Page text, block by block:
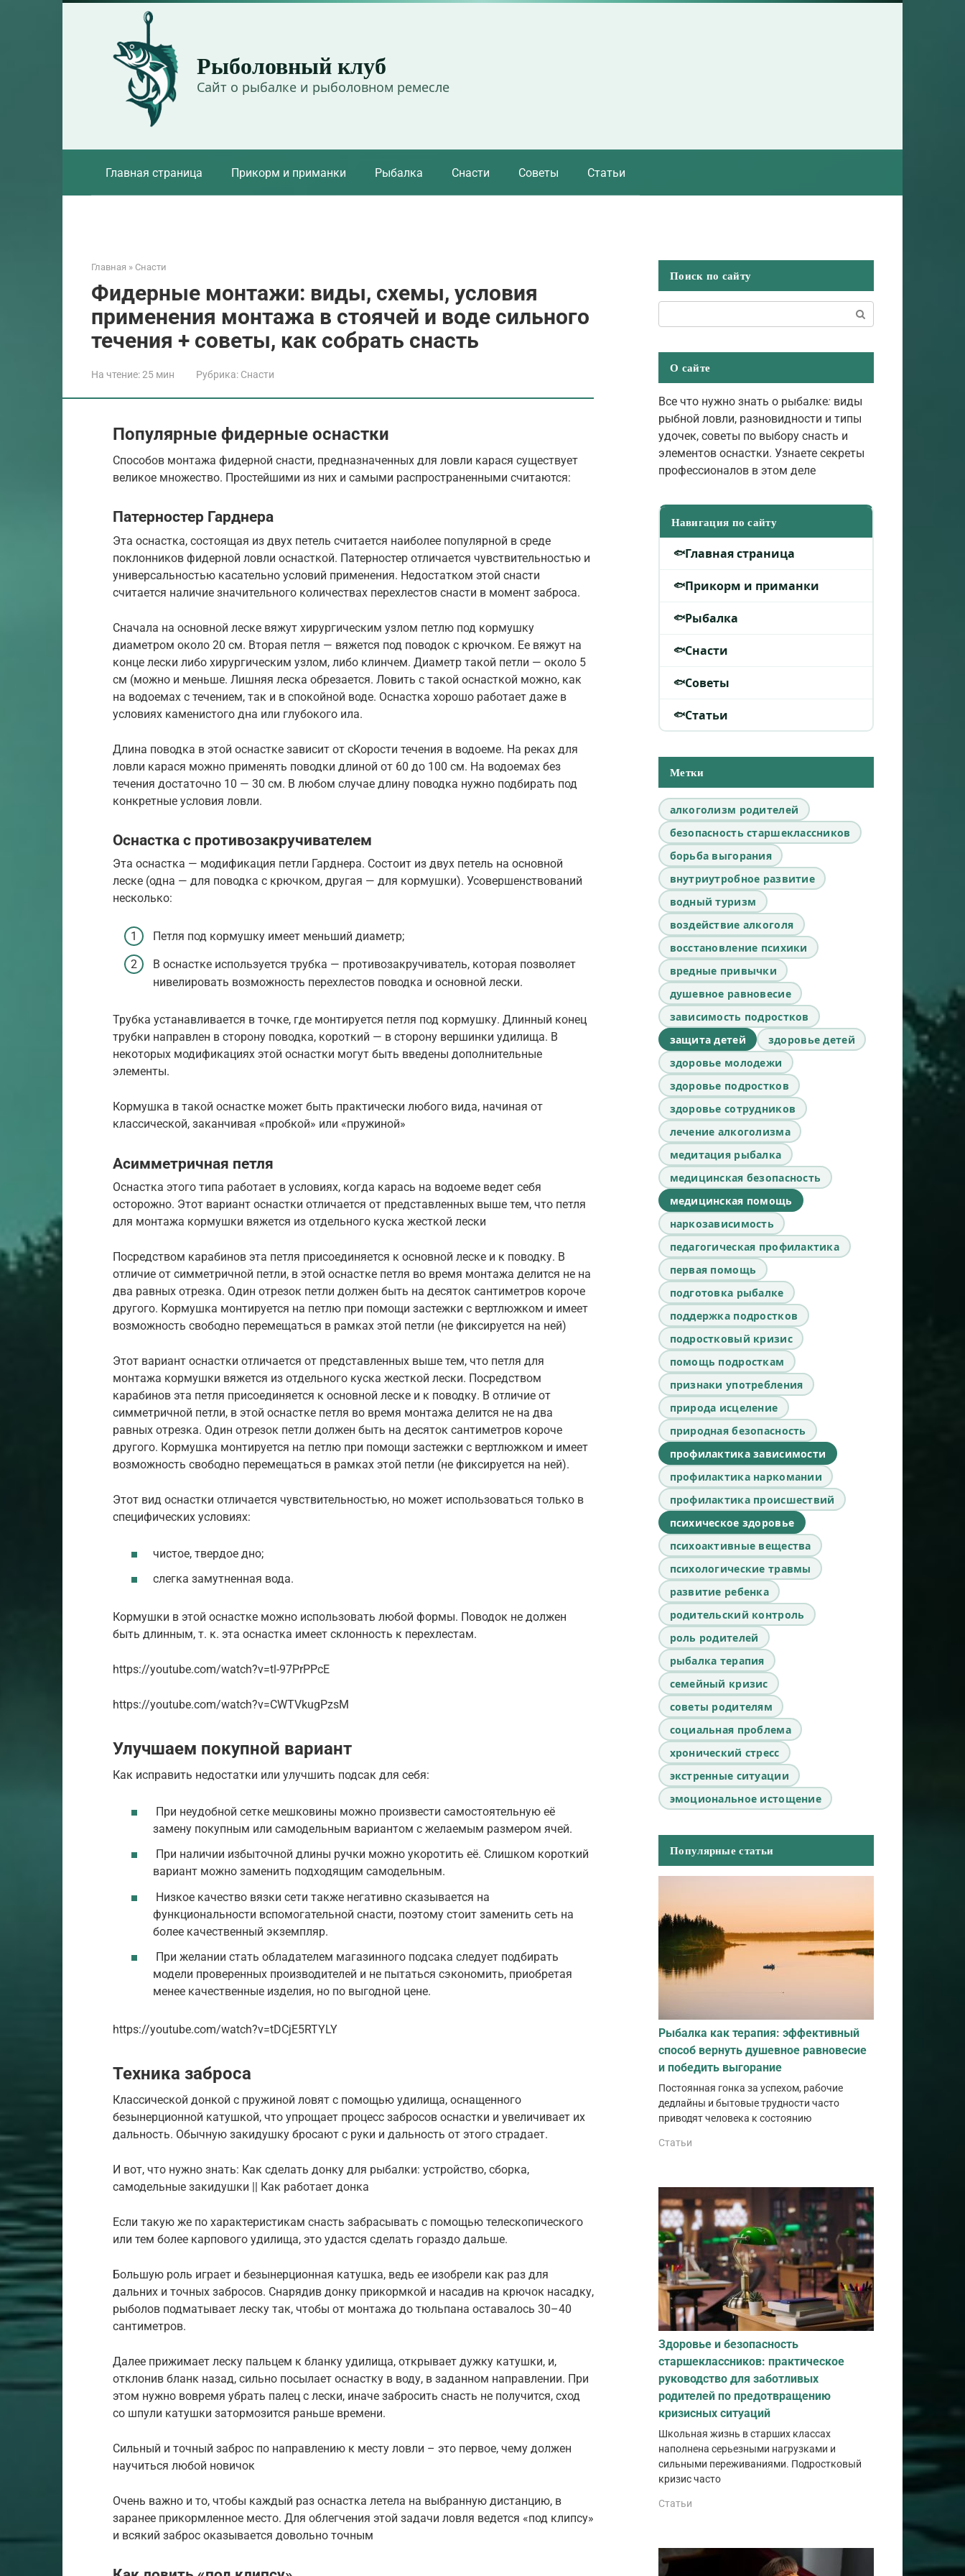
Рыболовный клуб
Сайт о рыбалке и рыболовном ремесле
Главная страница Прикорм и приманки Рыбалка Снасти Советы Статьи
Главная » Снасти
Фидерные монтажи: виды, схемы, условия
применения монтажа в стоячей и воде сильного
течения + советы, как собрать снасть
На чтение:25 мин Рубрика: Снасти
Популярные фидерные оснастки
Способов монтажа фидерной снасти, предназначенных для ловли карася существует
великое множество. Простейшими из них и самыми распространенными считаются:
Патерностер Гарднера
Эта оснастка, состоящая из двух петель считается наиболее популярной в среде
поклонников фидерной ловли оснасткой. Патерностер отличается чувствительностью и
универсальностью касательно условий применения. Недостатком этой снасти
считается наличие значительного количествах перехлестов снасти в момент заброса.
Сначала на основной леске вяжут хирургическим узлом петлю под кормушку
диаметром около 20 см. Вторая петля — вяжется под поводок с крючком. Ее вяжут на
конце лески либо хирургическим узлом, либо клинчем. Диаметр такой петли — около 5
см (можно и меньше. Лишняя леска обрезается. Ловить с такой оснасткой можно, как
на водоемах с течением, так и в спокойной воде. Оснастка хорошо работает даже в
условиях каменистого дна или глубокого ила.
Длина поводка в этой оснастке зависит от сКорости течения в водоеме. На реках для
ловли карася можно применять поводки длиной от 60 до 100 см. На водоемах без
течения достаточно 10 — 30 см. В любом случае длину поводка нужно подбирать под
конкретные условия ловли.
Оснастка с противозакручивателем
Эта оснастка — модификация петли Гарднера. Состоит из двух петель на основной
леске (одна — для поводка с крючком, другая — для кормушки). Усовершенствований
несколько:
Петля под кормушку имеет меньший диаметр;
В оснастке используется трубка — противозакручиватель, которая позволяет
нивелировать возможность перехлестов поводка и основной лески.
Трубка устанавливается в точке, где монтируется петля под кормушку. Длинный конец
трубки направлен в сторону поводка, короткий — в сторону вершинки удилища. В
некоторых модификациях этой оснастки могут быть введены дополнительные
элементы.
Кормушка в такой оснастке может быть практически любого вида, начиная от
классической, заканчивая «пробкой» или «пружиной»
Асимметричная петля
Оснастка этого типа работает в условиях, когда карась на водоеме ведет себя
осторожно. Этот вариант оснастки отличается от представленных выше тем, что петля
для монтажа кормушки вяжется из отдельного куска жесткой лески
Посредством карабинов эта петля присоединяется к основной леске и к поводку. В
отличие от симметричной петли, в этой оснастке петля во время монтажа делится не на
два равных отрезка. Один отрезок петли должен быть на десяток сантиметров короче
другого. Кормушка монтируется на петлю при помощи застежки с вертлюжком и имеет
возможность свободно перемещаться в рамках этой петли (не фиксируется на ней)
Этот вариант оснастки отличается от представленных выше тем, что петля для
монтажа кормушки вяжется из отдельного куска жесткой лески. Посредством
карабинов эта петля присоединяется к основной леске и к поводку. В отличие от
симметричной петли, в этой оснастке петля во время монтажа делится не на два
равных отрезка. Один отрезок петли должен быть на десяток сантиметров короче
другого. Кормушка монтируется на петлю при помощи застежки с вертлюжком и имеет
возможность свободно перемещаться в рамках этой петли (не фиксируется на ней).
Этот вид оснастки отличается чувствительностью, но может использоваться только в
специфических условиях:
чистое, твердое дно;
слегка замутненная вода.
Кормушки в этой оснастке можно использовать любой формы. Поводок не должен
быть длинным, т. к. эта оснастка имеет склонность к перехлестам.
https://youtube.com/watch?v=tl-97PrPPcE
https://youtube.com/watch?v=CWTVkugPzsM
Улучшаем покупной вариант
Как исправить недостатки или улучшить подсак для себя:
При неудобной сетке мешковины можно произвести самостоятельную её
замену покупным или самодельным вариантом с желаемым размером ячей.
При наличии избыточной длины ручки можно укоротить её. Слишком короткий
вариант можно заменить подходящим самодельным.
Низкое качество вязки сети также негативно сказывается на
функциональности вспомогательной снасти, поэтому стоит заменить сеть на
более качественный экземпляр.
При желании стать обладателем магазинного подсака следует подбирать
модели проверенных производителей и не пытаться сэкономить, приобретая
менее качественные изделия, но по выгодной цене.
https://youtube.com/watch?v=tDCjE5RTYLY
Техника заброса
Классической донкой с пружиной ловят с помощью удилища, оснащенного
безынерционной катушкой, что упрощает процесс забросов оснастки и увеличивает их
дальность. Обычную закидушку бросают с руки и дальность от этого страдает.
И вот, что нужно знать: Как сделать донку для рыбалки: устройство, сборка,
самодельные закидушки || Как работает донка
Если такую же по характеристикам снасть забрасывать с помощью телескопического
или тем более карпового удилища, это удастся сделать гораздо дальше.
Большую роль играет и безынерционная катушка, ведь ее изобрели как раз для
дальних и точных забросов. Снарядив донку прикормкой и насадив на крючок насадку,
рыболов подматывает леску так, чтобы от монтажа до тюльпана оставалось 30–40
сантиметров.
Далее прижимает леску пальцем к бланку удилища, открывает дужку катушки, и,
отклонив бланк назад, сильно посылает оснастку в воду, в заданном направлении. При
этом нужно вовремя убрать палец с лески, иначе забросить снасть не получится, сход
со шпули катушки затормозится раньше времени.
Сильный и точный заброс по направлению к месту ловли – это первое, чему должен
научиться любой новичок
Очень важно и то, чтобы каждый раз оснастка летела на выбранную дистанцию, в
заранее прикормленное место. Для облегчения этой задачи ловля ведется «под клипсу»
и всякий заброс оказывается довольно точным
Поиск по сайту
О сайте
Все что нужно знать о рыбалке: виды
рыбной ловли, разновидности и типы
удочек, советы по выбору снасть и
элементов оснастки. Узнаете секреты
профессионалов в этом деле
Навигация по сайту
Главная страница
Прикорм и приманки
Рыбалка
Снасти
Советы
Статьи
Метки
алкоголизм родителей
безопасность старшеклассников
борьба выгорания
внутриутробное развитие
водный туризм
воздействие алкоголя
восстановление психики
вредные привычки
душевное равновесие
зависимость подростков
защита детей
здоровье детей
здоровье молодежи
здоровье подростков
здоровье сотрудников
лечение алкоголизма
медитация рыбалка
медицинская безопасность
медицинская помощь
наркозависимость
педагогическая профилактика
первая помощь
подготовка рыбалке
поддержка подростков
подростковый кризис
помощь подросткам
признаки употребления
природа исцеление
природная безопасность
профилактика зависимости
профилактика наркомании
профилактика происшествий
психическое здоровье
психоактивные вещества
психологические травмы
развитие ребенка
родительский контроль
роль родителей
рыбалка терапия
семейный кризис
советы родителям
социальная проблема
хронический стресс
экстренные ситуации
эмоциональное истощение
Популярные статьи
Рыбалка как терапия: эффективный
способ вернуть душевное равновесие
и победить выгорание
Постоянная гонка за успехом, рабочие
дедлайны и бытовые трудности часто
приводят человека к состоянию
Статьи
Здоровье и безопасность
старшеклассников: практическое
руководство для заботливых
родителей по предотвращению
кризисных ситуаций
Школьная жизнь в старших классах
наполнена серьезными нагрузками и
сильными переживаниями. Подростковый
кризис часто
Статьи